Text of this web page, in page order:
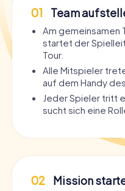
01 Team
Am gemeinsamen
startet der
Tour.
Alle Mitspieler
auf dem Handy
Jeder Spieler tritt
sucht sich eine
02 Mission